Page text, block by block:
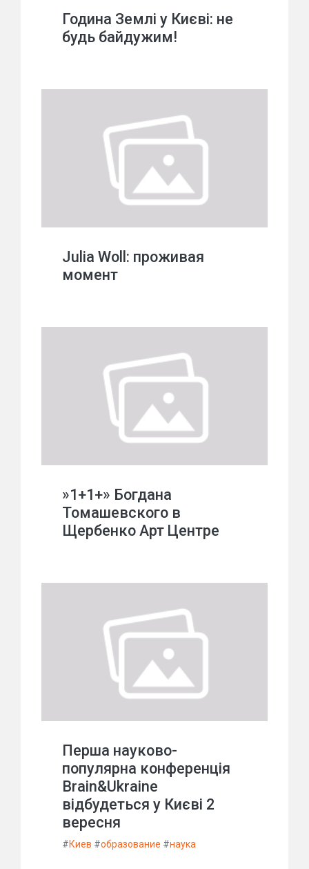
Година Землі у Києві: не
будь байдужим!
Julia Woll: проживая
момент
»1+1+» Богдана
Томашевского в
Щербенко Арт Центре
Перша науково-
популярна конференція
Brain&Ukraine
відбудеться у Києві 2
вересня
#Киев #образование #наука